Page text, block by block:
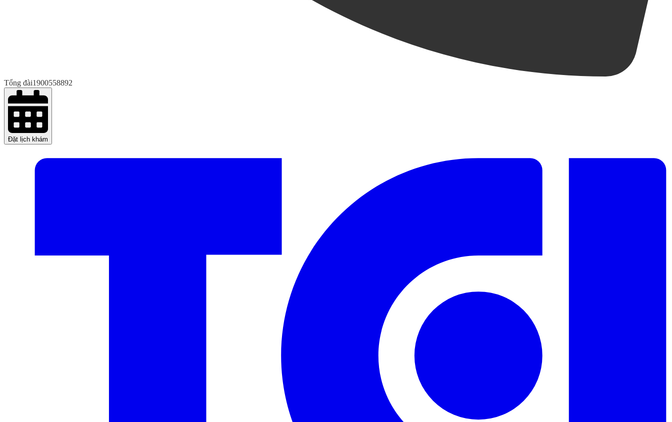
Tổng đài1900558892
Đặt lịch khám